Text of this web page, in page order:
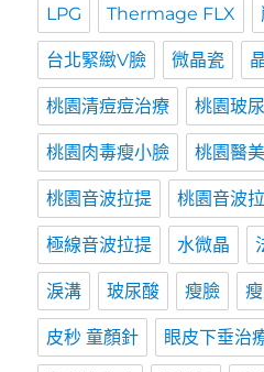
LPG Thermage FLX
台北緊緻V臉 微晶瓷
桃園清痘痘治療 桃園玻
桃園肉毒瘦小臉 桃園醫美
桃園音波拉提 桃園音波
極線音波拉提 水微晶
淚溝 玻尿酸 瘦臉
皮秒 童顏針 眼皮下垂治